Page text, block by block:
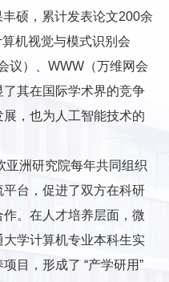
硕，累计发表论文200余
机视觉与模式识别会
议）、WWW（万维网会
其在国际学术界的竞争
，也为人工智能技术的
亚洲研究院每年共同组织
台，促进了双方在科研
。在人才培养层面，微
学计算机专业本科生实
目，形成了 “产学研用”